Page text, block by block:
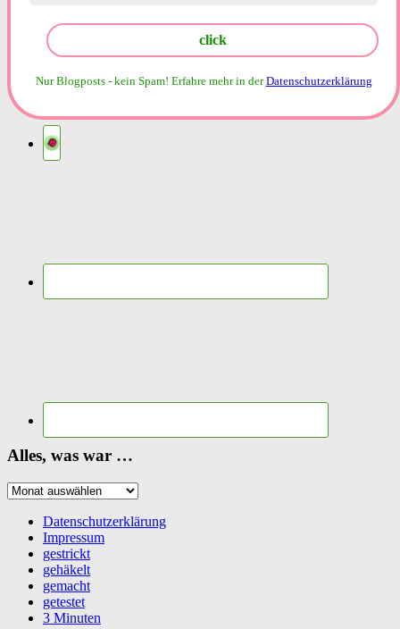
Nur Blogposts - kein Spam! Erfahre mehr in derDatenschutzerklärung
Alles, was war …
Alles,
Datenschutzerklärung
Impressum
gestrickt
gehäkelt
gemacht
getestet
3 Minuten